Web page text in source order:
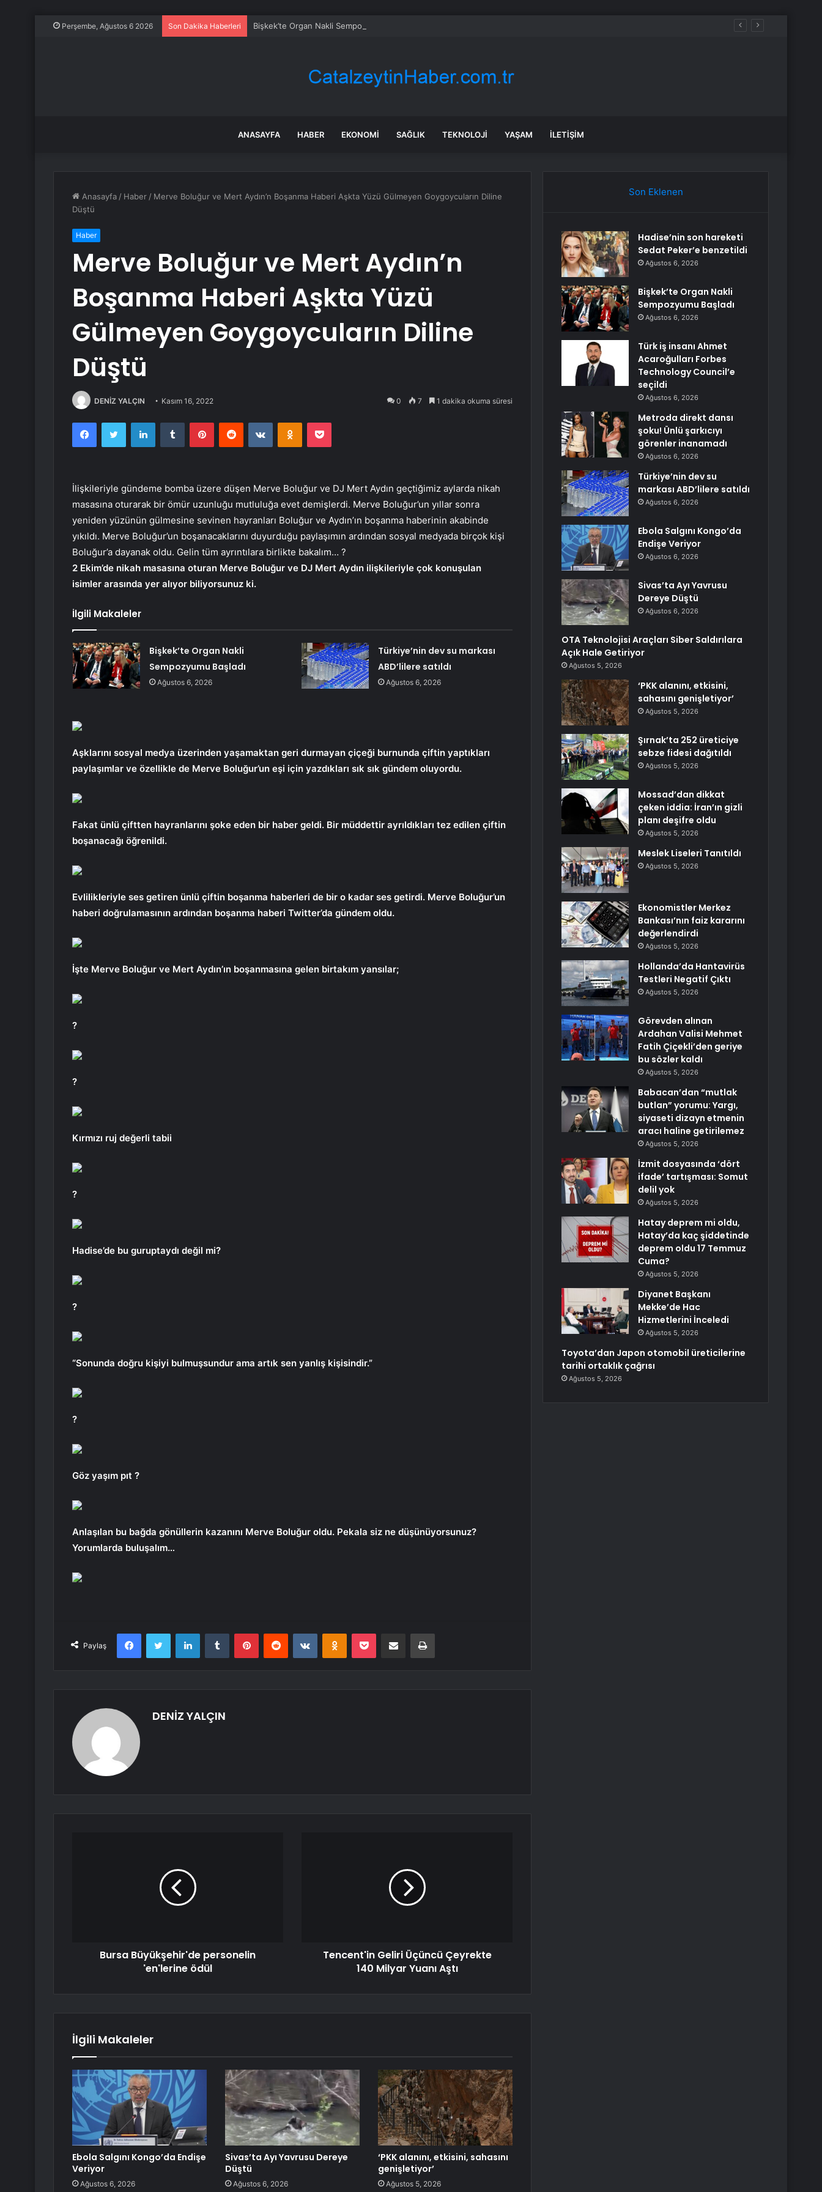
Perşembe, Ağustos 6 2026 Son Dakika Haberleri Bişkek’te Organ Nakli Sempozyumu Başladı
ANASAYFA HABER EKONOMI SAĞLIK TEKNOLOJI YAŞAM İLETIŞIM
Anasayfa / Haber / Merve Boluğur ve Mert Aydın’n Boşanma Haberi Aşkta Yüzü Gülmeyen Goygoycuların Diline
Düştü
Haber
Merve Boluğur ve Mert Aydın’n
Boşanma Haberi Aşkta Yüzü
Gülmeyen Goygoycuların Diline
Düştü
DENİZ YALÇIN Kasım 16, 2022 0 7 1 dakika okuma süresi
FacebookTwitter LinkedInTumblr PinterestReddit VKontakteOdnoklassniki
Pocket
İlişkileriyle gündeme bomba üzere düşen Merve Boluğur ve DJ Mert Aydın geçtiğimiz aylarda nikah
masasına oturarak bir ömür uzunluğu mutluluğa evet demişlerdi. Merve Boluğur’un yıllar sonra
yeniden yüzünün gülmesine sevinen hayranları Boluğur ve Aydın’ın boşanma haberinin akabinde
yıkıldı. Merve Boluğur’un boşanacaklarını duyurduğu paylaşımın ardından sosyal medyada birçok kişi
Boluğur’a dayanak oldu. Gelin tüm ayrıntılara birlikte bakalım… ?
2 Ekim’de nikah masasına oturan Merve Boluğur ve DJ Mert Aydın ilişkileriyle çok konuşulan
isimler arasında yer alıyor biliyorsunuz ki.
İlgili Makaleler
Bişkek’te Organ Nakli
Sempozyumu Başladı
Ağustos 6, 2026
Türkiye’nin dev su markası
ABD’lilere satıldı
Ağustos 6, 2026
Aşklarını sosyal medya üzerinden yaşamaktan geri durmayan çiçeği burnunda çiftin yaptıkları
paylaşımlar ve özellikle de Merve Boluğur’un eşi için yazdıkları sık sık gündem oluyordu.
Fakat ünlü çiftten hayranlarını şoke eden bir haber geldi. Bir müddettir ayrıldıkları tez edilen çiftin
boşanacağı öğrenildi.
Evlilikleriyle ses getiren ünlü çiftin boşanma haberleri de bir o kadar ses getirdi. Merve Boluğur’un
haberi doğrulamasının ardından boşanma haberi Twitter’da gündem oldu.
İşte Merve Boluğur ve Mert Aydın’ın boşanmasına gelen birtakım yansılar;
?
?
Kırmızı ruj değerli tabii
?
Hadise’de bu guruptaydı değil mi?
?
“Sonunda doğru kişiyi bulmuşsundur ama artık sen yanlış kişisindir.”
?
Göz yaşım pıt ?
Anlaşılan bu bağda gönüllerin kazanını Merve Boluğur oldu. Pekala siz ne düşünüyorsunuz?
Yorumlarda buluşalım…
Paylaş
FacebookTwitter LinkedInTumblr PinterestReddit VKontakteOdnoklassniki
Pocket E-Posta ile paylaş Yazdır
DENİZ YALÇIN
Bursa Büyükşehir'de personelin
'en'lerine ödül
Tencent'in Geliri Üçüncü Çeyrekte
140 Milyar Yuanı Aştı
İlgili Makaleler
Ebola Salgını Kongo’da Endişe
Veriyor
Ağustos 6, 2026
Sivas’ta Ayı Yavrusu Dereye
Düştü
Ağustos 6, 2026
‘PKK alanını, etkisini, sahasını
genişletiyor’
Ağustos 5, 2026
Son Eklenen
Hadise’nin son hareketi
Sedat Peker’e benzetildi
Ağustos 6, 2026
Bişkek’te Organ Nakli
Sempozyumu Başladı
Ağustos 6, 2026
Türk iş insanı Ahmet
Acaroğulları Forbes
Technology Council’e
seçildi
Ağustos 6, 2026
Metroda direkt dansı
şoku! Ünlü şarkıcıyı
görenler inanamadı
Ağustos 6, 2026
Türkiye’nin dev su
markası ABD’lilere satıldı
Ağustos 6, 2026
Ebola Salgını Kongo’da
Endişe Veriyor
Ağustos 6, 2026
Sivas’ta Ayı Yavrusu
Dereye Düştü
Ağustos 6, 2026
OTA Teknolojisi Araçları Siber Saldırılara
Açık Hale Getiriyor
Ağustos 5, 2026
‘PKK alanını, etkisini,
sahasını genişletiyor’
Ağustos 5, 2026
Şırnak’ta 252 üreticiye
sebze fidesi dağıtıldı
Ağustos 5, 2026
Mossad’dan dikkat
çeken iddia: İran’ın gizli
planı deşifre oldu
Ağustos 5, 2026
Meslek Liseleri Tanıtıldı
Ağustos 5, 2026
Ekonomistler Merkez
Bankası’nın faiz kararını
değerlendirdi
Ağustos 5, 2026
Hollanda’da Hantavirüs
Testleri Negatif Çıktı
Ağustos 5, 2026
Görevden alınan
Ardahan Valisi Mehmet
Fatih Çiçekli’den geriye
bu sözler kaldı
Ağustos 5, 2026
Babacan’dan “mutlak
butlan” yorumu: Yargı,
siyaseti dizayn etmenin
aracı haline getirilemez
Ağustos 5, 2026
İzmit dosyasında ‘dört
ifade’ tartışması: Somut
delil yok
Ağustos 5, 2026
Hatay deprem mi oldu,
Hatay’da kaç şiddetinde
deprem oldu 17 Temmuz
Cuma?
Ağustos 5, 2026
Diyanet Başkanı
Mekke’de Hac
Hizmetlerini İnceledi
Ağustos 5, 2026
Toyota’dan Japon otomobil üreticilerine
tarihi ortaklık çağrısı
Ağustos 5, 2026